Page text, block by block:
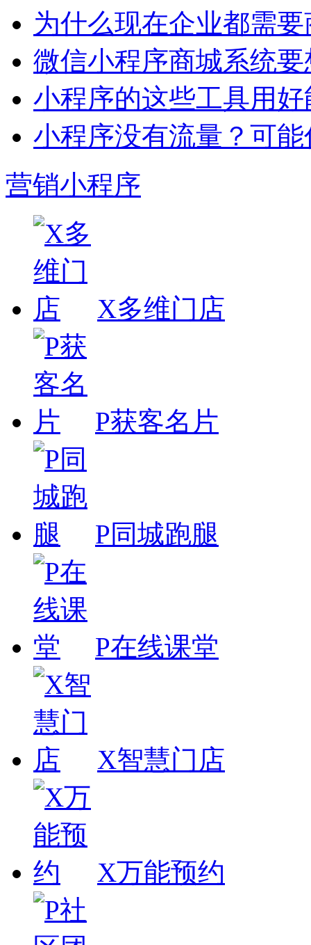
为什么现在企业都需
微信小程序商城系统
小程序的这些工具用
小程序没有流量？可
营销小程序
X多维门店
P获客名片
P同城跑腿
P在线课堂
X智慧门店
X万能预约